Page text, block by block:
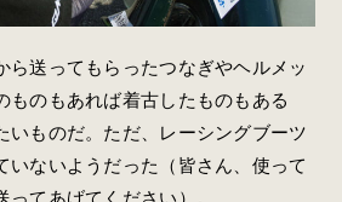
ら送ってもらったつなぎやヘルメッ
ものもあれば着古したものもある
いものだ。ただ、レーシングブーツ
いないようだった（皆さん、使って